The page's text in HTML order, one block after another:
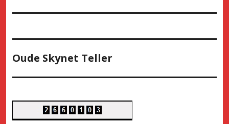
Oude Skynet Teller